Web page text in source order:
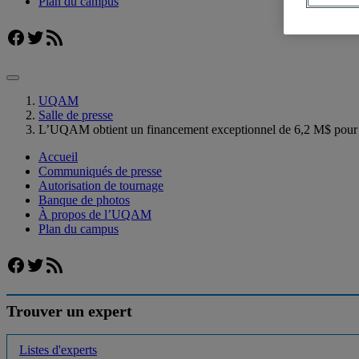
Facebook
Twitter
Flux RSS
UQAM
Salle de presse
L’UQAM obtient un financement exceptionnel de 6,2 M$
Accueil
Communiqués de presse
Autorisation de tournage
Banque de photos
À propos de l’UQAM
Plan du campus
Facebook
Twitter
Flux RSS
Trouver un expert
Listes d'experts